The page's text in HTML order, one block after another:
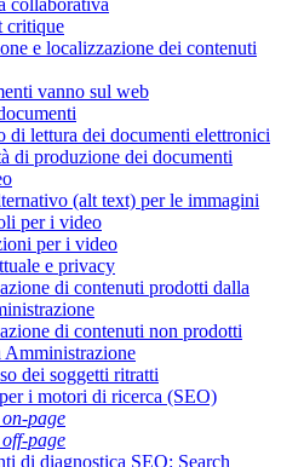
critique
e localizzazione dei contenuti
vanno sul web
di lettura dei documenti elettronici
di produzione dei documenti
(alt text) per le immagini
per i video
per i video
e privacy
di contenuti prodotti dalla
di contenuti non prodotti
Amministrazione
dei soggetti ritratti
i motori di ricerca (SEO)
on-page
off-page
di diagnostica SEO: Search